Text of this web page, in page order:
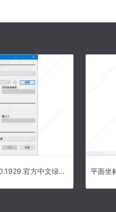
Rufus下载 – Rufus 3.20.1929 官方中文绿色版